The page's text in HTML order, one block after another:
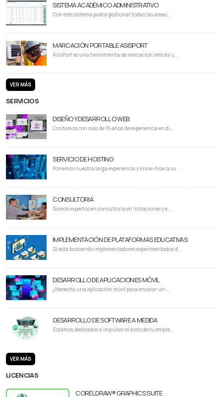
SISTEMA ACADÉMICO ADMINISTRATIVO
Con este sistema podrá gestionar todas las áreas...
MARCACIÓN PORTABLE ASISPORT
AsisPort es una herramienta de marcación remota y...
VER MÁS
SERVICIOS
DISEÑO Y DESARROLLO WEB
Contamos con más de 15 años de experiencia en di...
SERVICIO DE HOSTING
Ponemos nuestra larga experiencia y know-how a su ...
CONSULTORIA
Somos expertos en consultoría en licitaciones y e...
IMPLEMENTACIÓN DE PLATAFORMAS EDUCATIVAS
Si está buscando implementadores experimentados d...
DESARROLLO DE APLICACIONES MÓVIL
¿Necesita una aplicación móvil para encarar un ...
DESARROLLO DE SOFTWARE A MEDIDA
Estamos dedicados a impulsar el éxito de tu empre...
VER MÁS
LICENCIAS
CORELDRAW® GRAPHICS SUITE